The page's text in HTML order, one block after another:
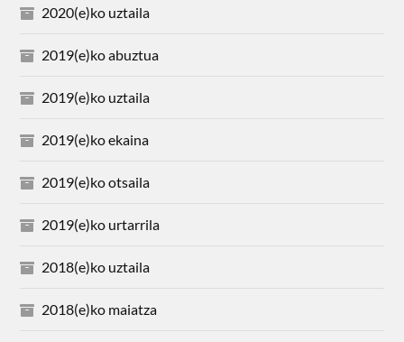
2020(e)ko uztaila
2019(e)ko abuztua
2019(e)ko uztaila
2019(e)ko ekaina
2019(e)ko otsaila
2019(e)ko urtarrila
2018(e)ko uztaila
2018(e)ko maiatza